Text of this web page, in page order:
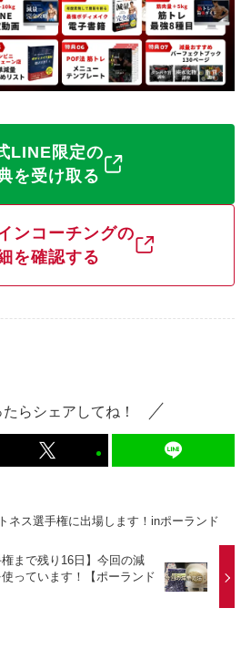
LINE限定の
を受け取る
ンコーチングの
を確認する
たらシェアしてね！
ネス選手権に出場します！inポーランド
権まで残り16日】今回の減
っています！【ポーランド